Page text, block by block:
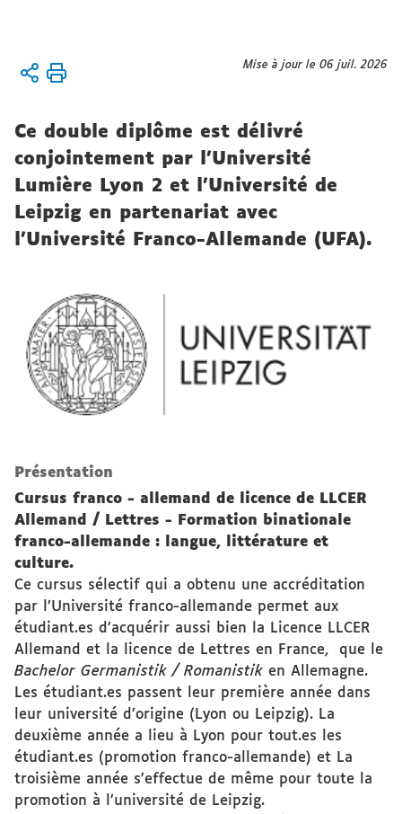
Vous
Accueil
Formations
internationales
Double
Allemand-
Lettres
Mise à jour le 06 juil. 2026
Ce double diplôme est délivré
conjointement par l'Université
Lumière Lyon 2 et l'Université de
Leipzig en partenariat avec
l'Université Franco-Allemande (UFA).
Présentation
Cursus franco - allemand de licence de LLCER
Allemand / Lettres - Formation binationale
franco-allemande : langue, littérature et
culture.
Ce cursus sélectif qui a obtenu une accréditation
par l’Université franco-allemande permet aux
étudiant.es d’acquérir aussi bien la Licence LLCER
Allemand et la licence de Lettres en France, que le
Bachelor Germanistik / Romanistik en Allemagne.
Les étudiant.es passent leur première année dans
leur université d’origine (Lyon ou Leipzig). La
deuxième année a lieu à Lyon pour tout.es les
étudiant.es (promotion franco-allemande) et La
troisième année s’effectue de même pour toute la
promotion à l’université de Leipzig.